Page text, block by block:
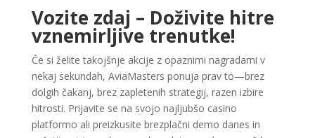
Vozite zdaj – Doživite hitre
vznemirljive trenutke!
Če si želite takojšnje akcije z opaznimi nagradami v
nekaj sekundah, AviaMasters ponuja prav to—brez
dolgih čakanj, brez zapletenih strategij, razen izbire
hitrosti. Prijavite se na svojo najljubšo casino
platformo ali preizkusite brezplačni demo danes in